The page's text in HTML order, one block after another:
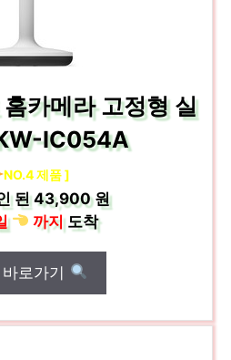
카메라 고정형 실
IC054A
NO.4 제품 ]
된43,900 원
까지도착
로가기